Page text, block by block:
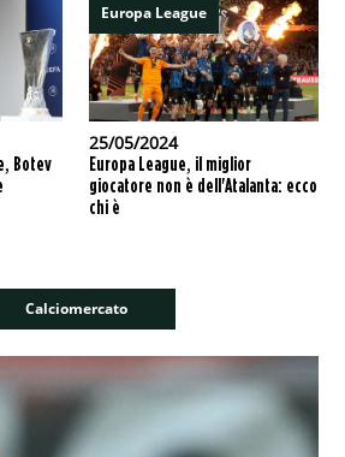
Botev
Europa League
25/05/2024
Europa League, il miglior
giocatore non è dell'Atalanta: ecco
chi è
Calciomercato